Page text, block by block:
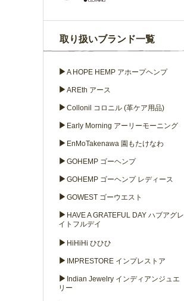
取り扱いブランド一覧
▶ A HOPE HEMP アホープヘンプ
▶ AREth アース
▶ Collonil コロニル (革ケア用品)
▶ Early Morning アーリーモーニング
▶ EnMoTakenawa 園もたけなわ
▶ GOHEMP ゴーヘンプ
▶ GOHEMP ゴーヘンプ レディース
▶ GOWEST ゴーウエスト
▶ HAVE A GRATEFUL DAY ハブアグレ
イトフルデイ
▶ HiHiHi ひひひ
▶ IMPRESTORE インプレストア
▶ Indian Jewelry インディアンジュエ
リー